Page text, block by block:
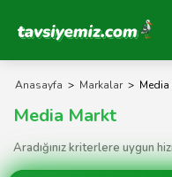
Tavsiyemiz Anasayfa
Anasayfa > Markalar >
Media Markt
Aradığınız kriterlere uygun